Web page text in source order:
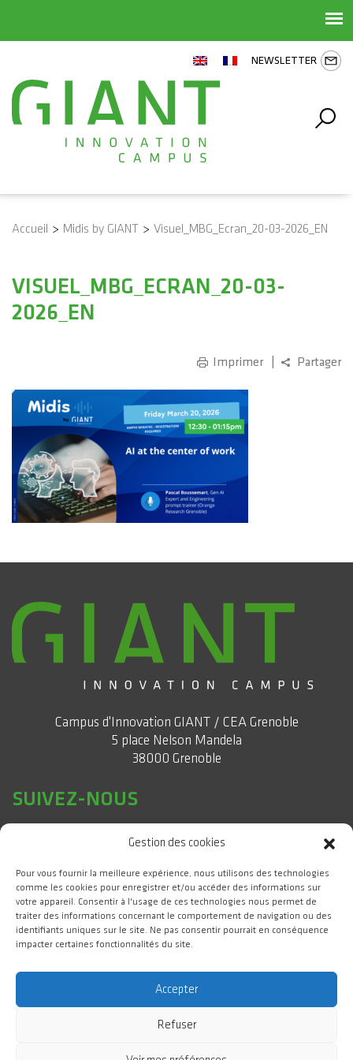
Gestion des cookies
Pour vous fournir la meilleure expérience, nous utilisons des technologies
comme les cookies pour enregistrer et/ou accéder des informations sur
votre appareil. Consentir à l'usage de ces technologies nous permet de
traiter des informations concernant le comportement de navigation ou des
identifiants uniques sur le site. Ne pas consentir pourrait en conséquence
impacter certaines fonctionnalités du site.
Accepter
Refuser
NEWSLETTER
Accueil > Midis by GIANT > Visuel_MBG_Ecran_20-03-2026_EN
VISUEL_MBG_ECRAN_20-03-
2026_EN
Imprimer Partager
Campus d'Innovation GIANT / CEA Grenoble
5 place Nelson Mandela
38000 Grenoble
SUIVEZ-NOUS
#WeAreGIANT